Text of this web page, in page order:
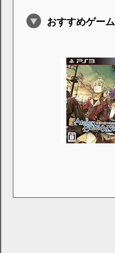
おすすめゲーム